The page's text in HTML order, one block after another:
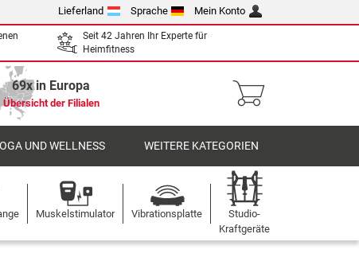
Lieferland Sprache Mein Konto
Seit 42 Jahren Ihr Experte für
Heimfitness
69x in Europa
Übersicht der Filialen
UND WELLNESS WEITERE KATEGORIEN
Muskelstimulator Vibrationsplatte
Studio-
Kraftgeräte